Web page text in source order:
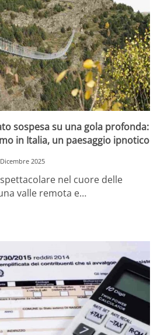
sospesa su una gola profonda:
in Italia, un paesaggio ipnotico
2025
nel cuore delle
valle remota e…